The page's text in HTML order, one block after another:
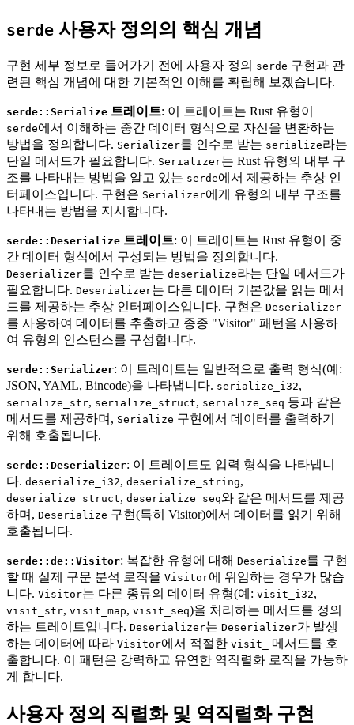
serde 사용자 정의의 핵심 개념
구현 세부 정보로 들어가기 전에 사용자 정의 serde 구현과 관
련된 핵심 개념에 대한 기본적인 이해를 확립해 보겠습니다.
serde::Serialize 트레이트: 이 트레이트는 Rust 유형이
serde에서 이해하는 중간 데이터 형식으로 자신을 변환하는
방법을 정의합니다. Serializer를 인수로 받는 serialize라는
단일 메서드가 필요합니다. Serializer는 Rust 유형의 내부 구
조를 나타내는 방법을 알고 있는 serde에서 제공하는 추상 인
터페이스입니다. 구현은 Serializer에게 유형의 내부 구조를
나타내는 방법을 지시합니다.
serde::Deserialize 트레이트: 이 트레이트는 Rust 유형이 중
간 데이터 형식에서 구성되는 방법을 정의합니다.
Deserializer를 인수로 받는 deserialize라는 단일 메서드가
필요합니다. Deserializer는 다른 데이터 기본값을 읽는 메서
드를 제공하는 추상 인터페이스입니다. 구현은 Deserializer
를 사용하여 데이터를 추출하고 종종 "Visitor" 패턴을 사용하
여 유형의 인스턴스를 구성합니다.
serde::Serializer: 이 트레이트는 일반적으로 출력 형식(예:
JSON, YAML, Bincode)을 나타냅니다. serialize_i32,
serialize_str, serialize_struct, serialize_seq 등과 같은
메서드를 제공하며, Serialize 구현에서 데이터를 출력하기
위해 호출됩니다.
serde::Deserializer: 이 트레이트도 입력 형식을 나타냅니
다. deserialize_i32, deserialize_string,
deserialize_struct, deserialize_seq와 같은 메서드를 제공
하며, Deserialize 구현(특히 Visitor)에서 데이터를 읽기 위해
호출됩니다.
serde::de::Visitor: 복잡한 유형에 대해 Deserialize를 구현
할 때 실제 구문 분석 로직을 Visitor에 위임하는 경우가 많습
니다. Visitor는 다른 종류의 데이터 유형(예: visit_i32,
visit_str, visit_map, visit_seq)을 처리하는 메서드를 정의
하는 트레이트입니다. Deserializer는 Deserializer가 발생
하는 데이터에 따라 Visitor에서 적절한 visit_
메서드를 호
출합니다. 이 패턴은 강력하고 유연한 역직렬화 로직을 가능하
게 합니다.
사용자 정의 직렬화 및 역직렬화 구현